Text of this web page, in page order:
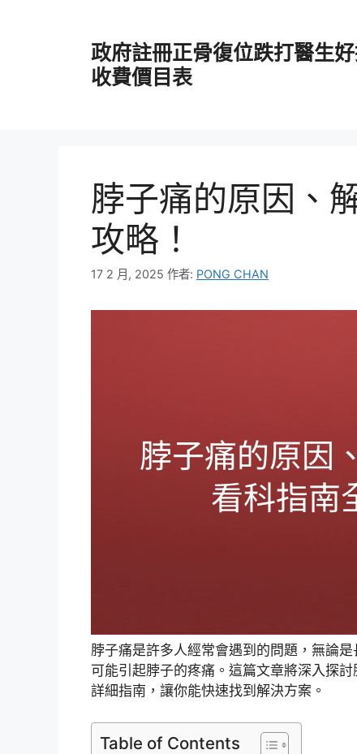
政府註冊正骨復位跌打醫生
收費價目表
脖子痛的原因、
攻略！
17 2 月, 2025 作者: PONG CHAN
脖子痛是許多人經常會遇到的問題，無論
可能引起脖子的疼痛。這篇文章將深入探
詳細指南，讓你能快速找到解決方案。
Table of Contents